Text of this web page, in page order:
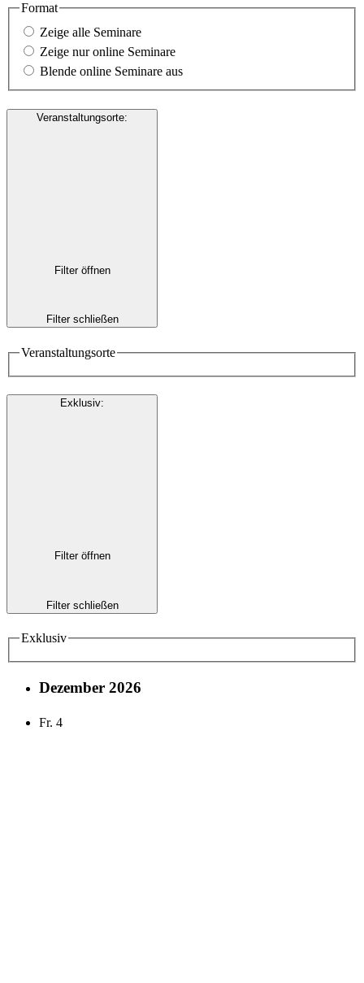
Format
Zeige alle Seminare
Zeige nur online Seminare
Blende online Seminare aus
Veranstaltungsorte:
Filter öffnen
Filter schließen
Veranstaltungsorte
Exklusiv:
Filter öffnen
Filter schließen
Exklusiv
Dezember 2026
Fr. 4